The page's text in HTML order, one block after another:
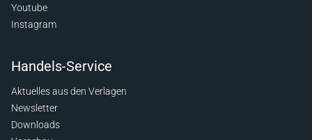
Youtube
Instagram
Handels-Service
Aktuelles aus den Verlagen
Newsletter
Downloads